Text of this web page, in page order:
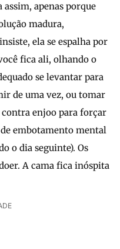
apenas porque
madura,
ela se espalha por
fica ali, olhando o
se levantar para
de uma vez, ou tomar
enjoo para forçar
embotamento mental
o dia seguinte). Os
A cama fica inóspita